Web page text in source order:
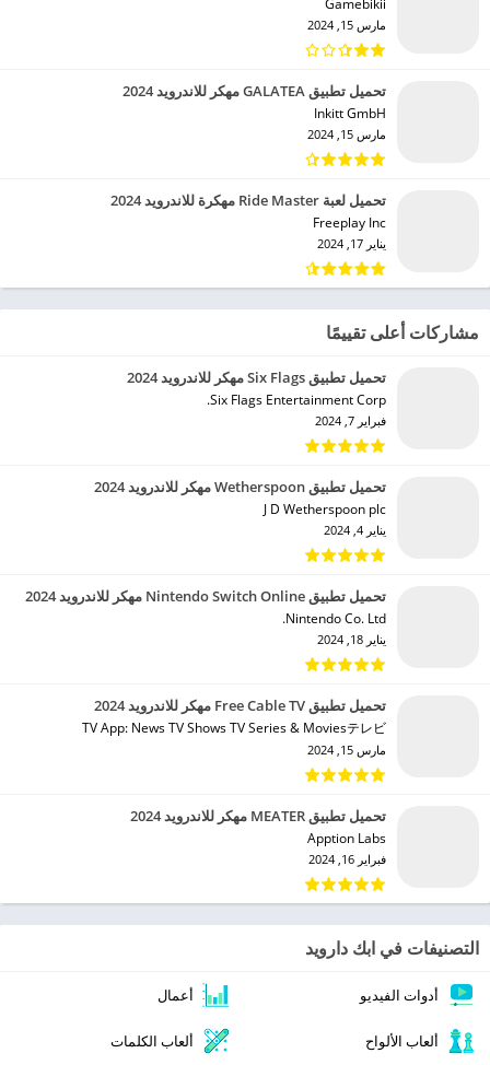
مارس 15, 2024
تحميل تطبيق GALATEA مهكر للاندرويد 2024
Inkitt GmbH‏
مارس 15, 2024
تحميل لعبة Ride Master مهكرة للاندرويد 2024
Freeplay Inc‏
يناير 17, 2024
مشاركات أعلى تقييمًا
تحميل تطبيق Six Flags مهكر للاندرويد 2024
Six Flags Entertainment Corp.‏
فبراير 7, 2024
تحميل تطبيق Wetherspoon مهكر للاندرويد 2024
J D Wetherspoon plc‏
يناير 4, 2024
تحميل تطبيق Nintendo Switch Online مهكر للاندرويد 2024
Nintendo Co. Ltd.‏
يناير 18, 2024
تحميل تطبيق Free Cable TV مهكر للاندرويد 2024
TV App: News TV Shows TV Series & Moviesテレビ‏
مارس 15, 2024
تحميل تطبيق MEATER مهكر للاندرويد 2024
Apption Labs‏
فبراير 16, 2024
التصنيفات في ابك دارويد
أدوات الفيديو أعمال
ألعاب الألواح ألعاب الكلمات